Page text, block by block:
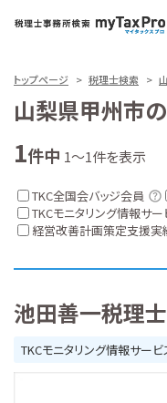
トップページ 税理士検索
山梨県甲州市
1件中 1～1件を表示
TKC全国会バッジ会員
TKCモニタリング情報サ
経営改善計画策定支援実
池田善一税理
TKCモニタリング情報サー